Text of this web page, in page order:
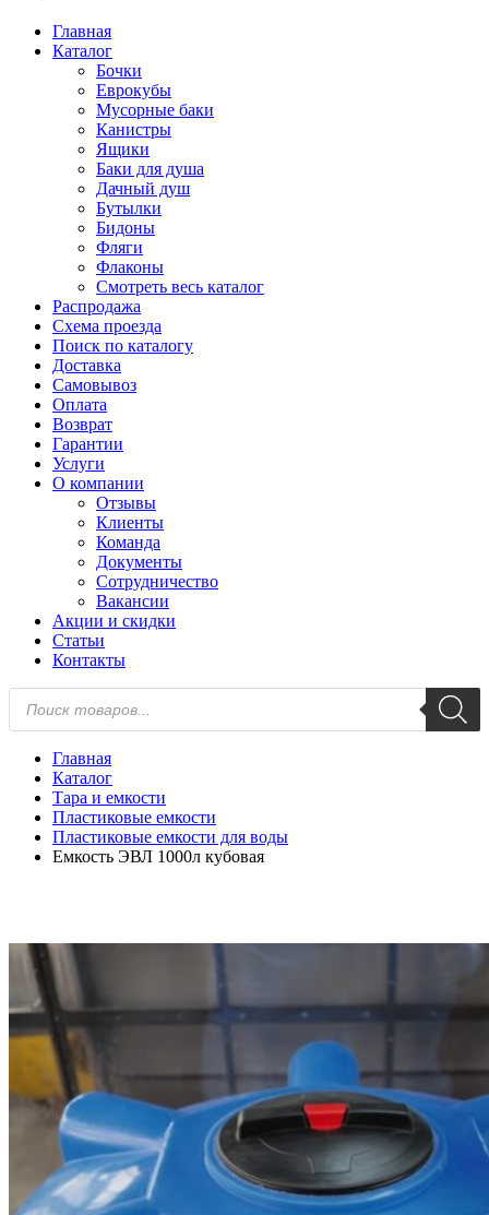
Главная
Каталог
Бочки
Еврокубы
Мусорные баки
Канистры
Ящики
Баки для душа
Дачный душ
Бутылки
Бидоны
Фляги
Флаконы
Смотреть весь каталог
Распродажа
Схема проезда
Поиск по каталогу
Доставка
Самовывоз
Оплата
Возврат
Гарантии
Услуги
О компании
Отзывы
Клиенты
Команда
Документы
Сотрудничество
Вакансии
Акции и скидки
Статьи
Контакты
Поиск
товаров
Главная
Каталог
Тара и емкости
Пластиковые емкости
Пластиковые емкости для воды
Емкость ЭВЛ 1000л кубовая